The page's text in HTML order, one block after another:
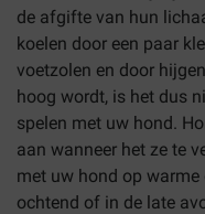
de afgifte van hun
koelen door een paar
voetzolen en door
hoog wordt, is het dus
spelen met uw hond.
aan wanneer het ze te
met uw hond op warme
ochtend of in de late